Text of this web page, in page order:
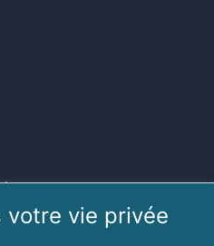
votre vie privée